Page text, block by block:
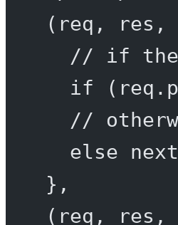
( req , res ,
// if the
if
//
else
next
},
( req , res ,